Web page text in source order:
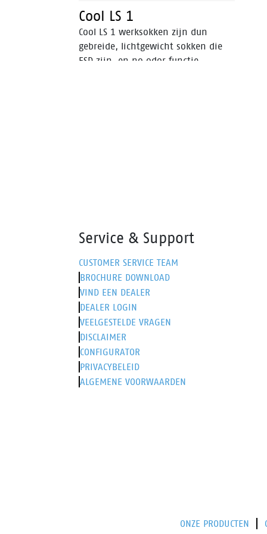
Cool LS 1
Cool LS 1 werksokken zijn dun
gebreide, lichtgewicht sokken die
ESD zijn, en no odor functie
Service & Support
CUSTOMER SERVICE TEAM
BROCHURE DOWNLOAD
VIND EEN DEALER
DEALER LOGIN
VEELGESTELDE VRAGEN
DISCLAIMER
CONFIGURATOR
PRIVACYBELEID
ALGEMENE VOORWAARDEN
ONZE PRODUCTEN